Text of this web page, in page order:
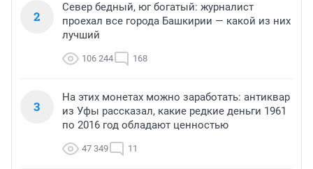
2
Север бедный, юг богатый: журналист
проехал все города Башкирии — какой из них
лучший
106 244 168
3
На этих монетах можно заработать: антиквар
из Уфы рассказал, какие редкие деньги 1961
по 2016 год обладают ценностью
47 349 11